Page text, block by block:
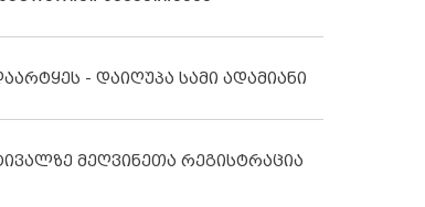
- დაიღუპა სამი ადამიანი
მეღვინეთა რეგისტრაცია